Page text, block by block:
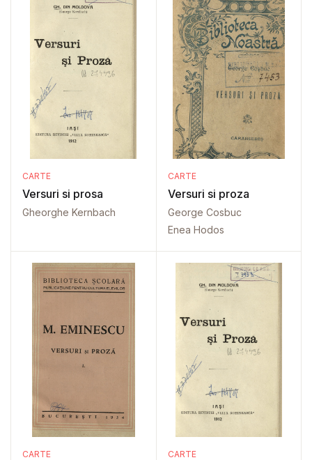
CARTE
Versuri si prosa
Gheorghe Kernbach
CARTE
Versuri si proza
George Cosbuc
Enea Hodos
CARTE CARTE